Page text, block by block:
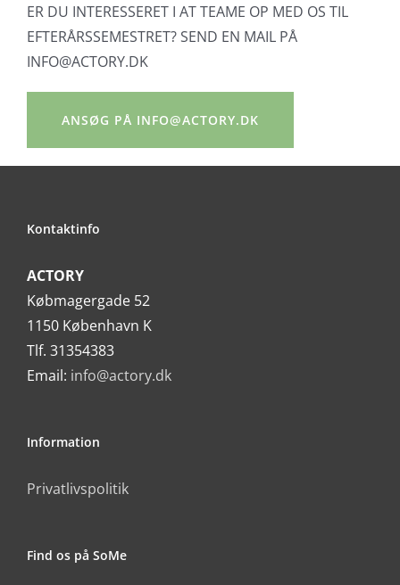
ER DU INTERESSERET I AT TEAME OP MED OS TIL
EFTERÅRSSEMESTRET? SEND EN MAIL PÅ
INFO@ACTORY.DK
ANSØG PÅ INFO@ACTORY.DK
Kontaktinfo
ACTORY
Købmagergade 52
1150 København K
Tlf. 31354383
Email: info@actory.dk
Information
Privatlivspolitik
Find os på SoMe